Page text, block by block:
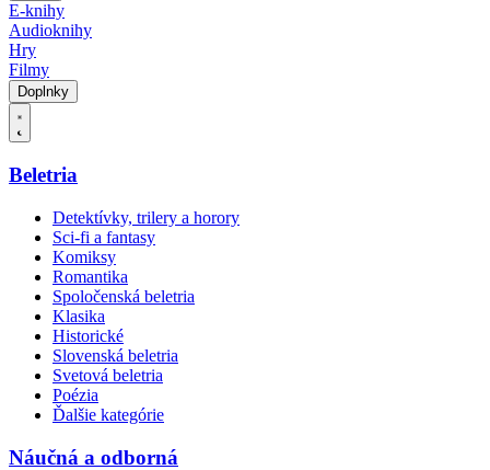
E-knihy
Audioknihy
Hry
Filmy
Doplnky
Beletria
Detektívky, trilery a horory
Sci-fi a fantasy
Komiksy
Romantika
Spoločenská beletria
Klasika
Historické
Slovenská beletria
Svetová beletria
Poézia
Ďalšie kategórie
Náučná a odborná